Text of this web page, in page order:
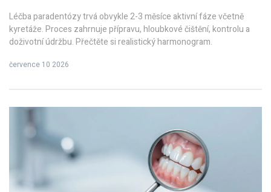
Léčba paradentózy trvá obvykle 2-3 měsíce aktivní fáze včetně
kyretáže. Proces zahrnuje přípravu, hloubkové čištění, kontrolu a
doživotní údržbu. Přečtěte si realistický harmonogram.
července 10 2026